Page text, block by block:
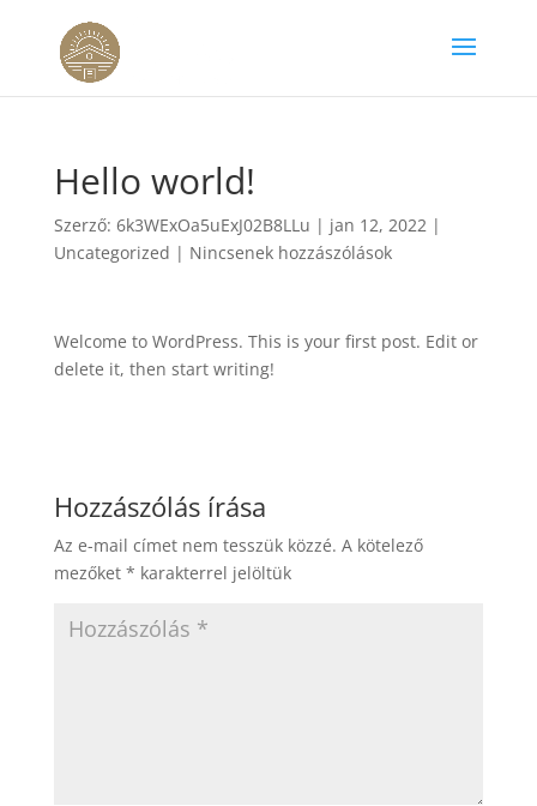
Hello world!
Szerző: 6k3WExOa5uExJ02B8LLu | jan 12, 2022|
Uncategorized | Nincsenek hozzászólások
Welcome to WordPress. This is your first post. Edit or
delete it, then start writing!
Hozzászólás írása
Az e-mail címet nem tesszük közzé. A kötelező
mezőket * karakterrel jelöltük